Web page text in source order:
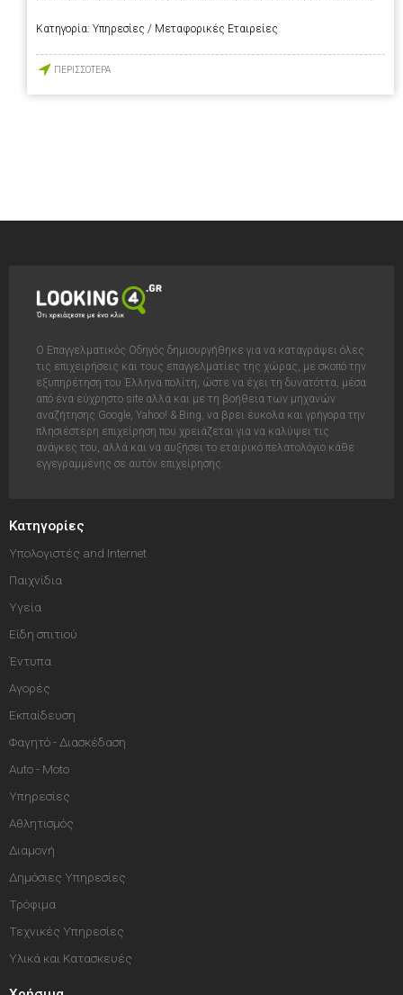
Κατηγορία: Υπηρεσίες / Μεταφορικές Εταιρείες
ΠΕΡΙΣΣΟΤΕΡΑ
Ο Επαγγελματικός Οδηγός δημιουργήθηκε για να καταγράψει όλες
τις επιχειρήσεις και τους επαγγελματίες της χώρας, με σκοπό την
εξυπηρέτηση του Έλληνα πολίτη, ώστε να έχει τη δυνατόττα, μέσα
από ένα εύχρηστο site αλλά και με τη βοήθεια των μηχανών
αναζήτησης Google, Yahoo! & Bing, να βρει έυκολα και γρήγορα την
πλησιέστερη επιχείρηση που χρειάζεται για να καλύψει τις
ανάγκες του, αλλά και να αυξήσει το εταιρικό πελατολόγιο κάθε
εγγεγραμμένης σε αυτόν επιχείρησης.
Κατηγορίες
Υπολογιστές and Internet
Παιχνίδια
Υγεία
Είδη σπιτιού
Έντυπα
Αγορές
Εκπαίδευση
Φαγητό - Διασκέδαση
Auto - Moto
Υπηρεσίες
Αθλητισμός
Διαμονή
Δημόσιες Υπηρεσίες
Τρόφιμα
Τεχνικές Υπηρεσίες
Υλικά και Κατασκευές